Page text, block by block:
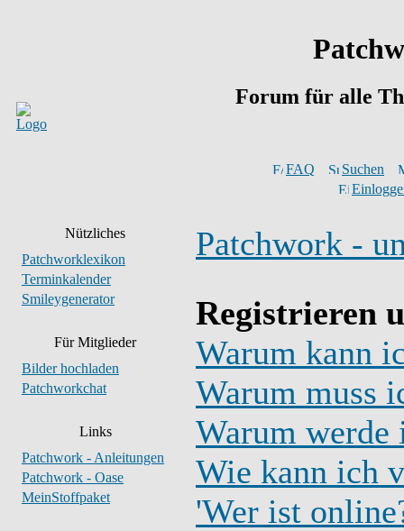
Forum für alle
FAQ
Suchen
Nützliches
Patchworklexikon
Terminkalender
Smileygenerator
Für Mitglieder
Bilder hochladen
Patchworkchat
Links
Patchwork - Anleitungen
Patchwork - Oase
MeinStoffpaket
Patchwork -
Registrieren
Warum kann
Warum muss
Warum werde
Wie kann ich
'Wer ist